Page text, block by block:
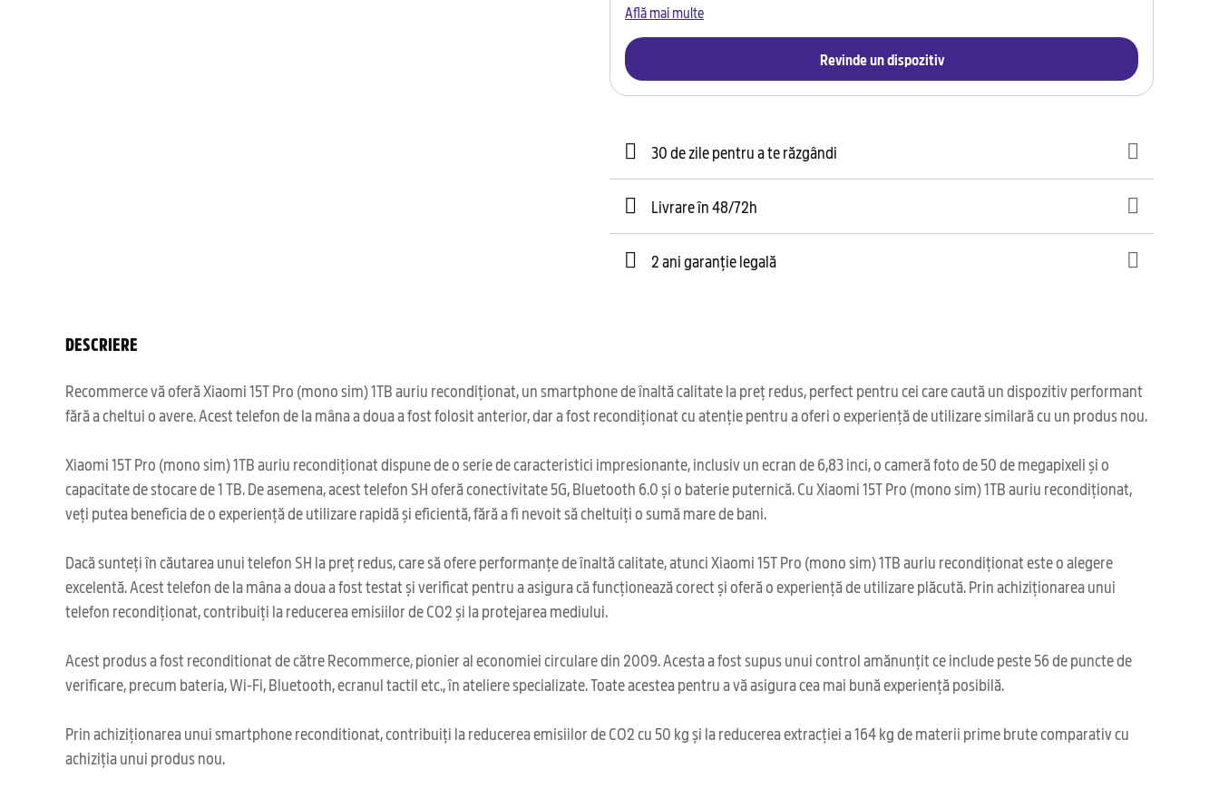
Află mai multe
Revinde un dispozitiv
30 de zile pentru a te răzgândi
Livrare în 48/72h
2 ani garanție legală
DESCRIERE
Recommerce vă oferă Xiaomi 15T Pro (mono sim) 1TB auriu recondiționat, un smartphone de înaltă calitate la preț redus, perfect pentru cei care caută un dispozitiv performant
fără a cheltui o avere. Acest telefon de la mâna a doua a fost folosit anterior, dar a fost recondiționat cu atenție pentru a oferi o experiență de utilizare similară cu un produs nou.
Xiaomi 15T Pro (mono sim) 1TB auriu recondiționat dispune de o serie de caracteristici impresionante, inclusiv un ecran de 6,83 inci, o cameră foto de 50 de megapixeli și o
capacitate de stocare de 1 TB. De asemena, acest telefon SH oferă conectivitate 5G, Bluetooth 6.0 și o baterie puternică. Cu Xiaomi 15T Pro (mono sim) 1TB auriu recondiționat,
veți putea beneficia de o experiență de utilizare rapidă și eficientă, fără a fi nevoit să cheltuiți o sumă mare de bani.
Dacă sunteți în căutarea unui telefon SH la preț redus, care să ofere performanțe de înaltă calitate, atunci Xiaomi 15T Pro (mono sim) 1TB auriu recondiționat este o alegere
excelentă. Acest telefon de la mâna a doua a fost testat și verificat pentru a asigura că funcționează corect și oferă o experiență de utilizare plăcută. Prin achiziționarea unui
telefon recondiționat, contribuiți la reducerea emisiilor de CO2 și la protejarea mediului.
Acest produs a fost reconditionat de către Recommerce, pionier al economiei circulare din 2009. Acesta a fost supus unui control amănunțit ce include peste 56 de puncte de
verificare, precum bateria, Wi-Fi, Bluetooth, ecranul tactil etc., în ateliere specializate. Toate acestea pentru a vă asigura cea mai bună experiență posibilă.
Prin achiziționarea unui smartphone reconditionat, contribuiți la reducerea emisiilor de CO2 cu 50 kg și la reducerea extracției a 164 kg de materii prime brute comparativ cu
achiziția unui produs nou.